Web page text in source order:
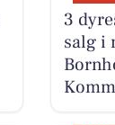
3
salg i